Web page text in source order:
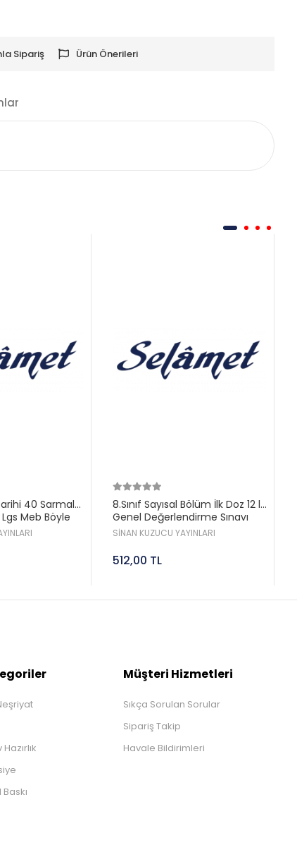
Sipariş Ürün Önerileri
40 Sarmal
Meb Böyle
8.Sınıf Sayısal Bölüm İlk Doz 12 li
Genel Değerlendirme Sınavı
2027 Lgs Sinan Kuzucu
SİNAN KUZUCU YAYINLARI
512,00 TL
Hazırlık
Müşteri Hizmetleri
Sıkça Sorulan Sorular
Sipariş Takip
Havale Bildirimleri